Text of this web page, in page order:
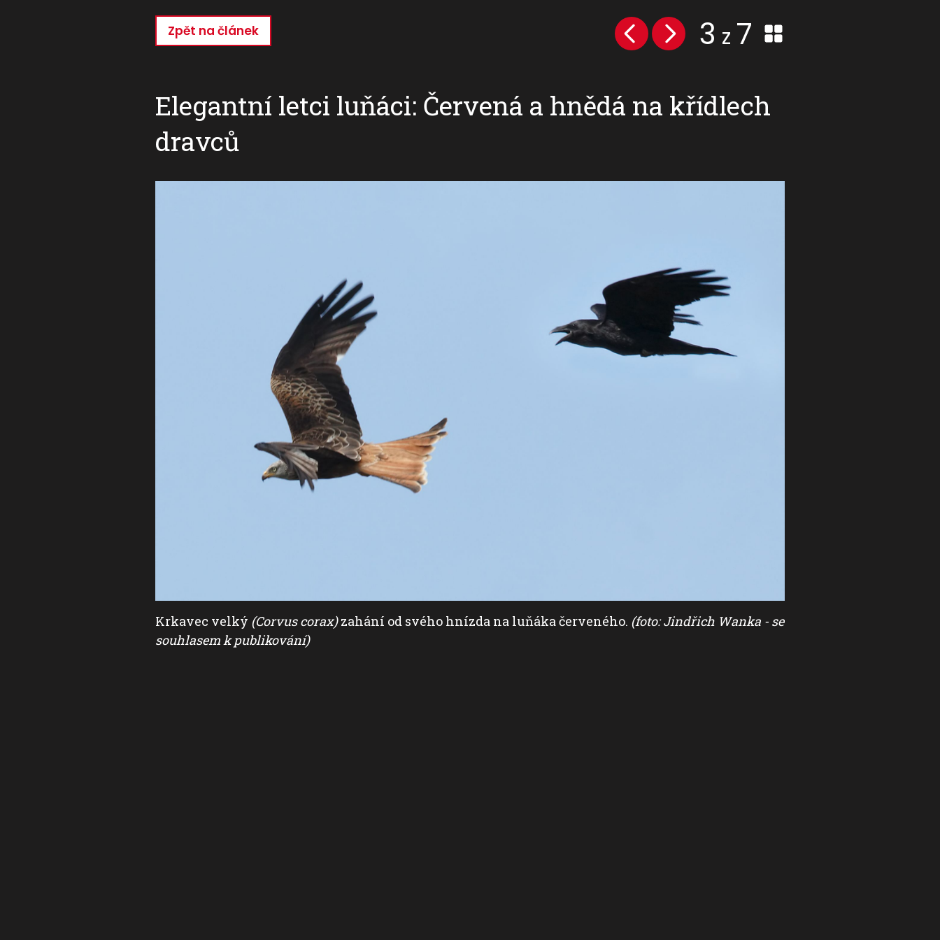
Zpět na článek 3 z 7
Elegantní letci luňáci: Červená a hnědá na křídlech
dravců
Krkavec velký (Corvus corax)zahání od svého hnízda na luňáka červeného. (foto: Jindřich Wanka - se
souhlasem k publikování)